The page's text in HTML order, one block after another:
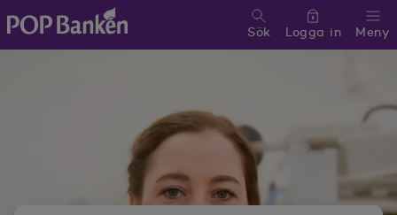
POP banken, till hemsidan
Meny
Sök Logga in